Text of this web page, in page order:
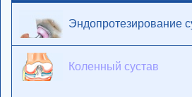
Эндопротезирование
Коленный сустав